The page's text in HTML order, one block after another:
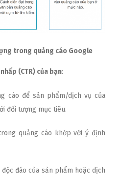
trong quảng cáo Google
(CTR) của bạn:
cáo để sản phẩm/dịch vụ của
đối tượng mục tiêu.
quảng cáo khớp với ý định
đáo của sản phẩm hoặc dịch